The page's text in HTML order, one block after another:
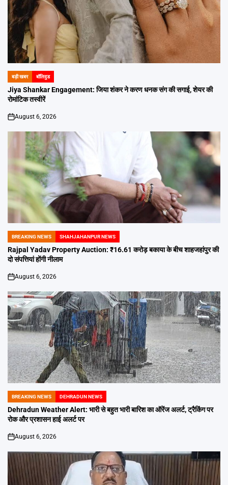
POSTED
IN
बड़ी खबर बॉलिवुड
Jiya Shankar Engagement: जिया शंकर ने करण धनक संग की सगाई, शेयर की
रोमांटिक तस्वीरें
on
August 6, 2026
POSTED
IN
BREAKING NEWS SHAHJAHANPUR NEWS
Rajpal Yadav Property Auction: ₹16.61 करोड़ बकाया के बीच शाहजहांपुर की
दो संपत्तियां होंगी नीलाम
on
August 6, 2026
POSTED
IN
BREAKING NEWS DEHRADUN NEWS
Dehradun Weather Alert: भारी से बहुत भारी बारिश का ऑरेंज अलर्ट, ट्रैकिंग पर
रोक और प्रशासन हाई अलर्ट पर
on
August 6, 2026